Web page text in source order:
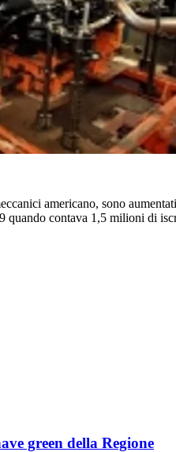
americano, sono
contava 1,5 milioni di
green della Regione